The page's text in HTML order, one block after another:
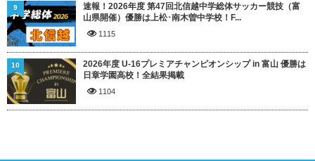
速報！2026年度 第47回北信越中学総体サッカー競技（富
山県開催）優勝は上松･南木曽中学校！F...
1115
9
2026年度 U-16プレミアチャンピオンシップ in 富山 優勝は
日章学園高校！全結果掲載
1104
10